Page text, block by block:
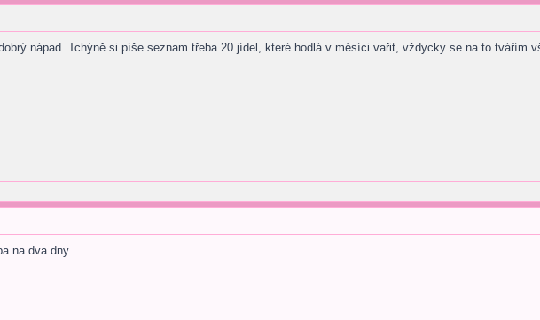
nápad. Tchýně si píše seznam třeba 20 jídel, které hodlá v měsíci vařit, vždycky se na to tvářím
na dva dny.